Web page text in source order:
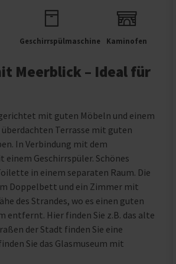
Geschirrspülmaschine Kaminofen
Meerblick – Ideal für
mit guten Möbeln und einem
Terrasse mit guten
In Verbindung mit dem
Geschirrspüler. Schönes
in einem separaten Raum. Die
Doppelbett und ein Zimmer mit
des Strandes, wo es einen guten
entfernt. Hier finden Sie z.B. das alte
der Stadt finden Sie eine
Sie das Glasmuseum mit